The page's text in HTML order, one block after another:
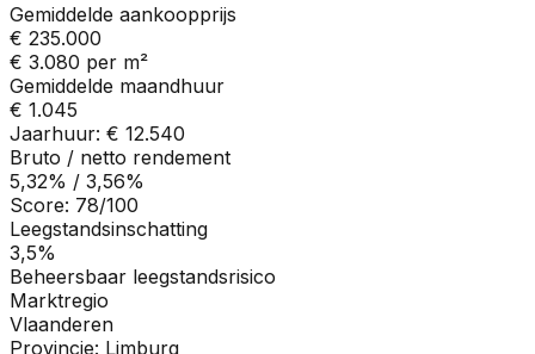
Gemiddelde aankoopprijs
€ 235.000
€ 3.080 per m²
Gemiddelde maandhuur
€ 1.045
Jaarhuur: € 12.540
Bruto / netto rendement
5,32% / 3,56%
Score: 78/100
Leegstandsinschatting
3,5%
Beheersbaar leegstandsrisico
Marktregio
Vlaanderen
Provincie: Limburg